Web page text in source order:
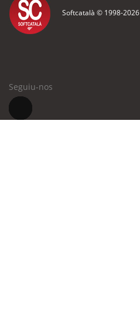
Softcatalà © 1998-2026
Seguiu-nos